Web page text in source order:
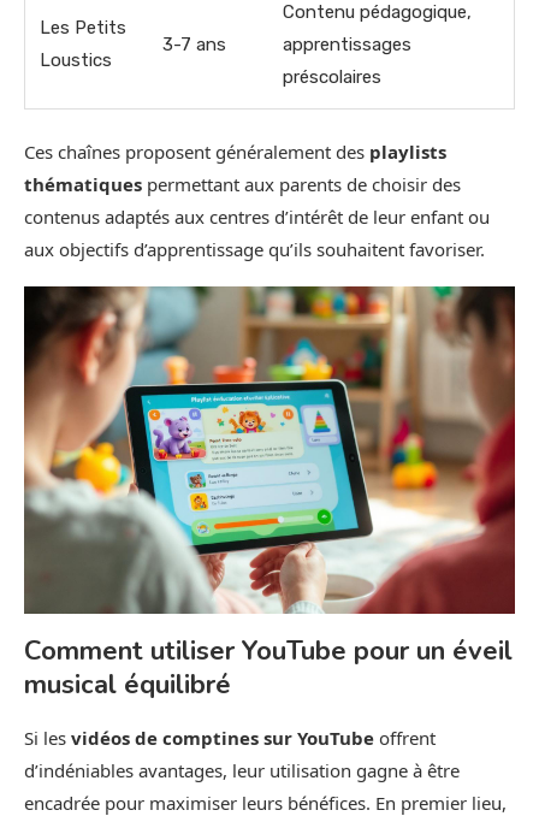
Les Petits
Loustics
3-7 ans
Contenu pédagogique,
apprentissages
préscolaires
Ces chaînes proposent généralement des playlists
thématiques permettant aux parents de choisir des
contenus adaptés aux centres d’intérêt de leur enfant ou
aux objectifs d’apprentissage qu’ils souhaitent favoriser.
Comment utiliser YouTube pour un éveil
musical équilibré
Si les vidéos de comptines sur YouTube offrent
d’indéniables avantages, leur utilisation gagne à être
encadrée pour maximiser leurs bénéfices. En premier lieu,